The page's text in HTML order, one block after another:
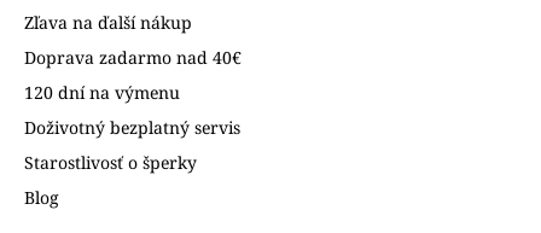
Zľava na ďalší nákup
Doprava zadarmo nad 40€
120 dní na výmenu
Doživotný bezplatný servis
Starostlivosť o šperky
Blog